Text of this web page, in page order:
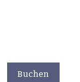
Buchen